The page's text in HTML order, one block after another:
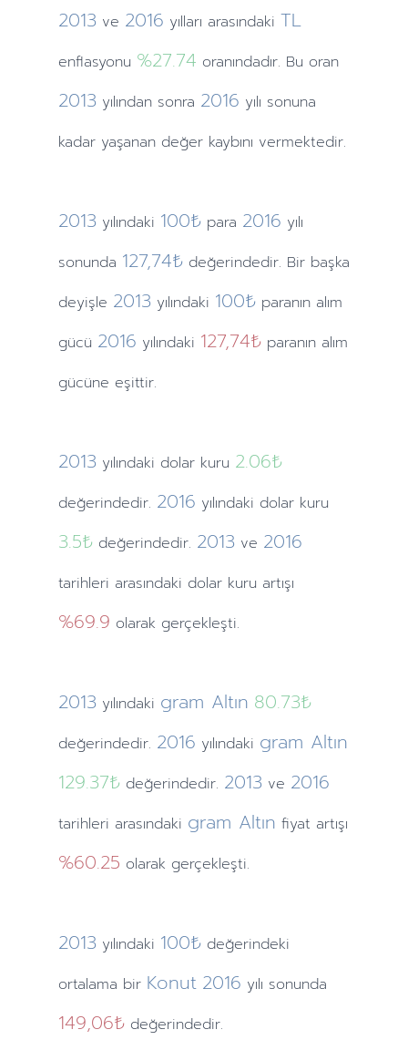
2013 ve 2016 yılları arasındaki TL
enflasyonu %27.74 oranındadır. Bu oran
2013 yılındansonra 2016 yılı sonuna
kadar yaşanan değer kaybını vermektedir.
2013 yılındaki 100₺ para 2016 yılı
sonunda 127,74₺ değerindedir. Bir başka
deyişle 2013 yılındaki 100₺ paranın alım
gücü 2016 yılındaki 127,74₺ paranın alım
gücüne eşittir.
2013 yılındaki dolar kuru 2.06₺
değerindedir. 2016 yılındaki dolar kuru
3.5₺değerindedir. 2013 ve 2016
tarihleri arasındaki dolar kuru artışı
%69.9 olarak gerçekleşti.
2013 yılındaki gram Altın 80.73₺
değerindedir. 2016 yılındaki gram Altın
129.37₺değerindedir. 2013 ve 2016
tarihleri arasındaki gram Altın fiyat artışı
%60.25 olarak gerçekleşti.
2013 yılındaki 100₺ değerindeki
ortalama bir Konut 2016 yılı sonunda
149,06₺ değerindedir.